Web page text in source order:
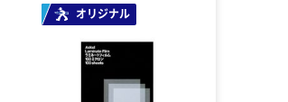
オリジナル